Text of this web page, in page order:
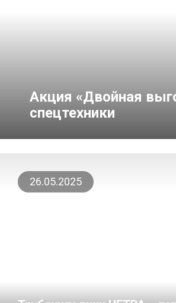
Акция «Двойная
спецтехники
26.05.2025